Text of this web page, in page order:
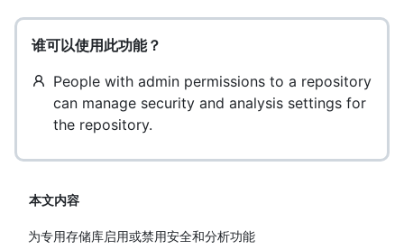
谁可以使用此功能？
People with admin permissions to a repository
can manage security and analysis settings for
the repository.
本文内容
为专用存储库启用或禁用安全和分析功能